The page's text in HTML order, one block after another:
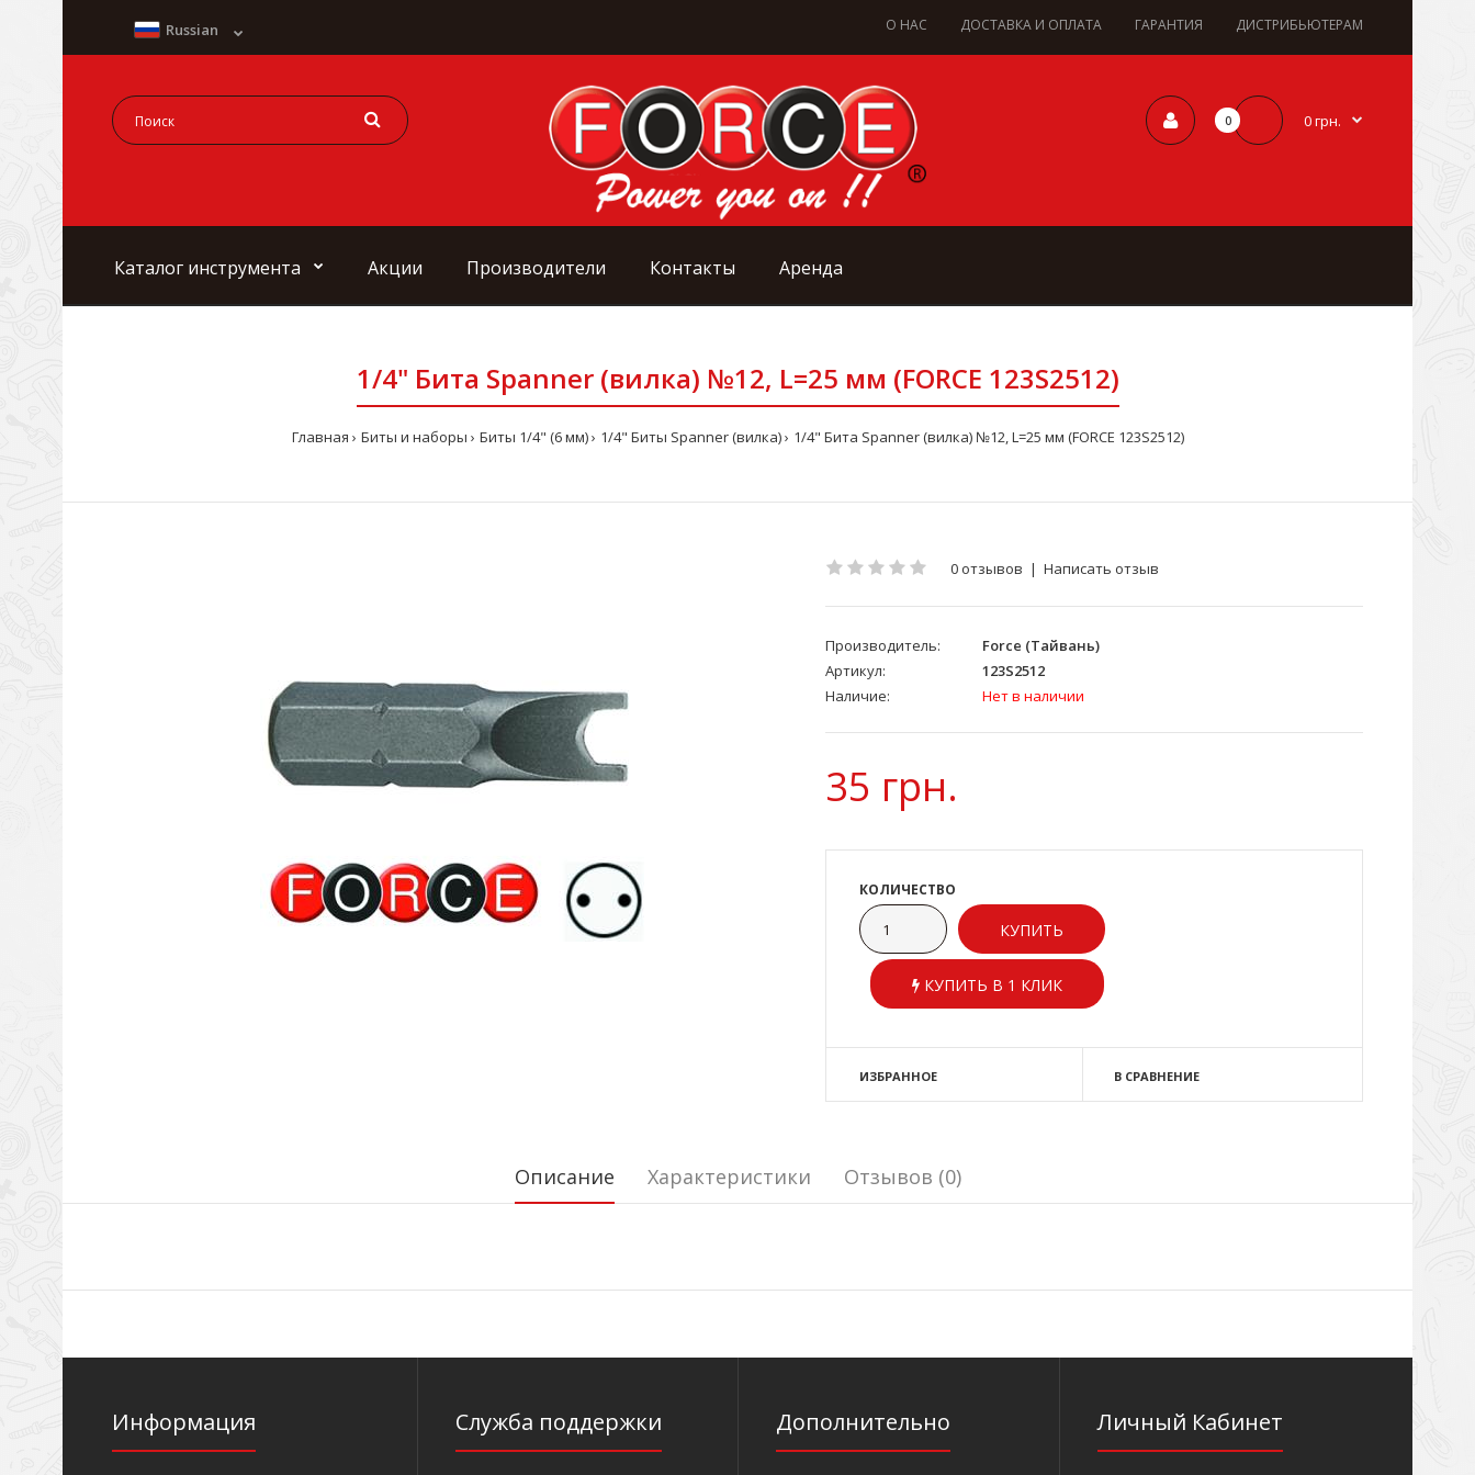
О НАС ДОСТАВКА И ОПЛАТА ГАРАНТИЯ ДИСТРИБЬЮТЕРАМ
Russian
0 0 грн.
Каталог инструмента Акции Производители Контакты Аренда
1/4" Бита Spanner (вилка) №12, L=25 мм (FORCE 123S2512)
Главная Биты и наборы Биты 1/4" (6 мм) 1/4" Биты Spanner (вилка) 1/4" Бита Spanner (вилка) №12, L=25 мм (FORCE 123S2512)
0 отзывов | Написать отзыв
Производитель:
Force (Тайвань)
Артикул:
123S2512
Наличие:
Нет в наличии
35 грн.
КОЛИЧЕСТВО
КУПИТЬ В 1 КЛИК
ИЗБРАННОЕ В СРАВНЕНИЕ
Описание Характеристики Отзывов (0)
Информация Служба поддержки Дополнительно Личный Кабинет